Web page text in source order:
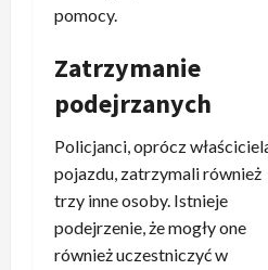
pomocy.
Zatrzymanie
podejrzanych
Policjanci, oprócz
pojazdu, zatrzymali również
trzy inne osoby. Istnieje
podejrzenie, że mogły one
również uczestniczyć w